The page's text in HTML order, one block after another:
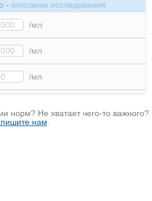
- описание исследования
/мл
/мл
/мл
норм? Не хватает чего-то важного?
нам.